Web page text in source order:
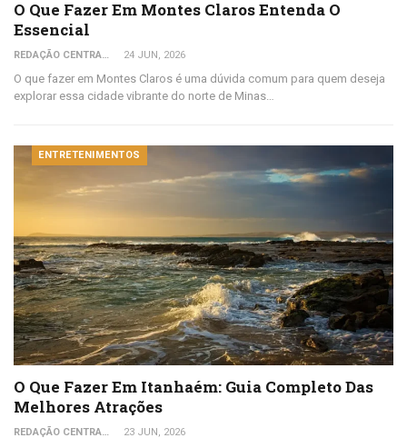
O Que Fazer Em Montes Claros Entenda O
Essencial
REDAÇÃO CENTRAL DO VIAJANTE 24 JUN, 2026
O que fazer em Montes Claros é uma dúvida comum para quem deseja
explorar essa cidade vibrante do norte de Minas…
ENTRETENIMENTOS
O Que Fazer Em Itanhaém: Guia Completo Das
Melhores Atrações
REDAÇÃO CENTRAL DO VIAJANTE 23 JUN, 2026